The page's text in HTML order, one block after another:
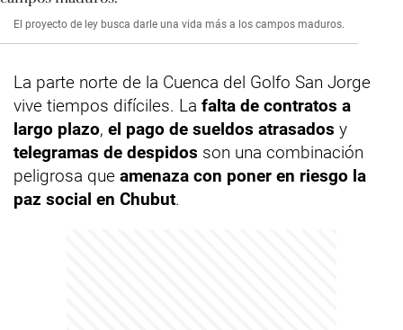
El proyecto de ley busca darle una vida más a los campos maduros.
La parte norte de la Cuenca del Golfo San Jorge
vive tiempos difíciles. La falta de contratos a
largo plazo, el pago de sueldos atrasados y
telegramas de despidos son una combinación
peligrosa que amenaza con poner en riesgo la
paz social en Chubut.